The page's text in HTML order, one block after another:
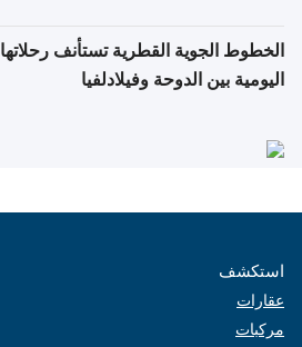
الخطوط الجوية القطرية تستأنف رحلاتها
اليومية بين الدوحة وفيلادلفيا
استكشف
عقارات
مركبات